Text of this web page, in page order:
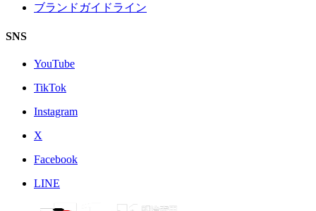
ブランドガイドライン
SNS
YouTube
TikTok
Instagram
X
Facebook
LINE